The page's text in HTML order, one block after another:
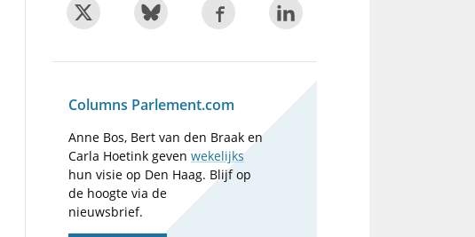
Columns Parlement.com
Anne Bos, Bert van den Braak en
Carla Hoetink gevenwekelijks
hun visie op Den Haag. Blijf op
de hoogte via de
nieuwsbrief.